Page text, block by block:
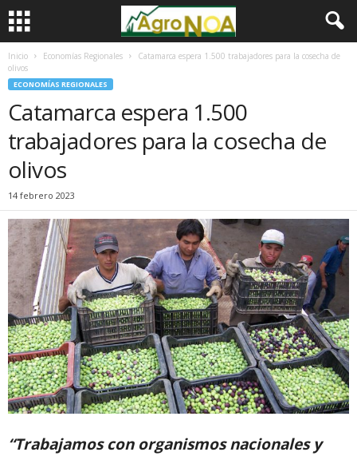
Inicio Economías Regionales
Catamarca espera 1.500 trabajadores para la cosecha de
olivos
ECONOMÍAS REGIONALES
Catamarca espera 1.500
trabajadores para la cosecha de
olivos
14 febrero 2023
“Trabajamos con organismos nacionales y